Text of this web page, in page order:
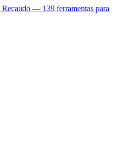
— 139 ferramentas para